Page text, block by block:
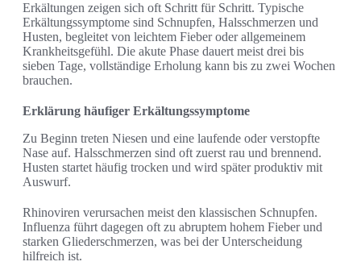
Erkältungen zeigen sich oft Schritt für Schritt. Typische
Erkältungssymptome sind Schnupfen, Halsschmerzen und
Husten, begleitet von leichtem Fieber oder allgemeinem
Krankheitsgefühl. Die akute Phase dauert meist drei bis
sieben Tage, vollständige Erholung kann bis zu zwei Wochen
brauchen.
Erklärung häufiger Erkältungssymptome
Zu Beginn treten Niesen und eine laufende oder verstopfte
Nase auf. Halsschmerzen sind oft zuerst rau und brennend.
Husten startet häufig trocken und wird später produktiv mit
Auswurf.
Rhinoviren verursachen meist den klassischen Schnupfen.
Influenza führt dagegen oft zu abruptem hohem Fieber und
starken Gliederschmerzen, was bei der Unterscheidung
hilfreich ist.